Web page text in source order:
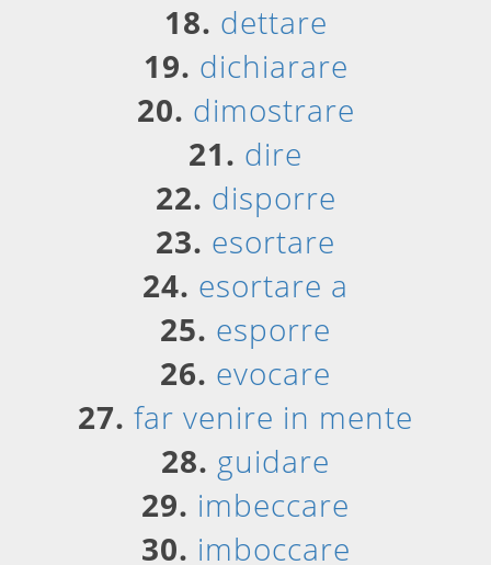
18. dettare
19. dichiarare
20. dimostrare
21. dire
22. disporre
23. esortare
24. esortare a
25. esporre
26. evocare
27. far venire in mente
28. guidare
29. imbeccare
30. imboccare